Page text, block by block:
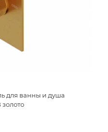
для ванны и душа